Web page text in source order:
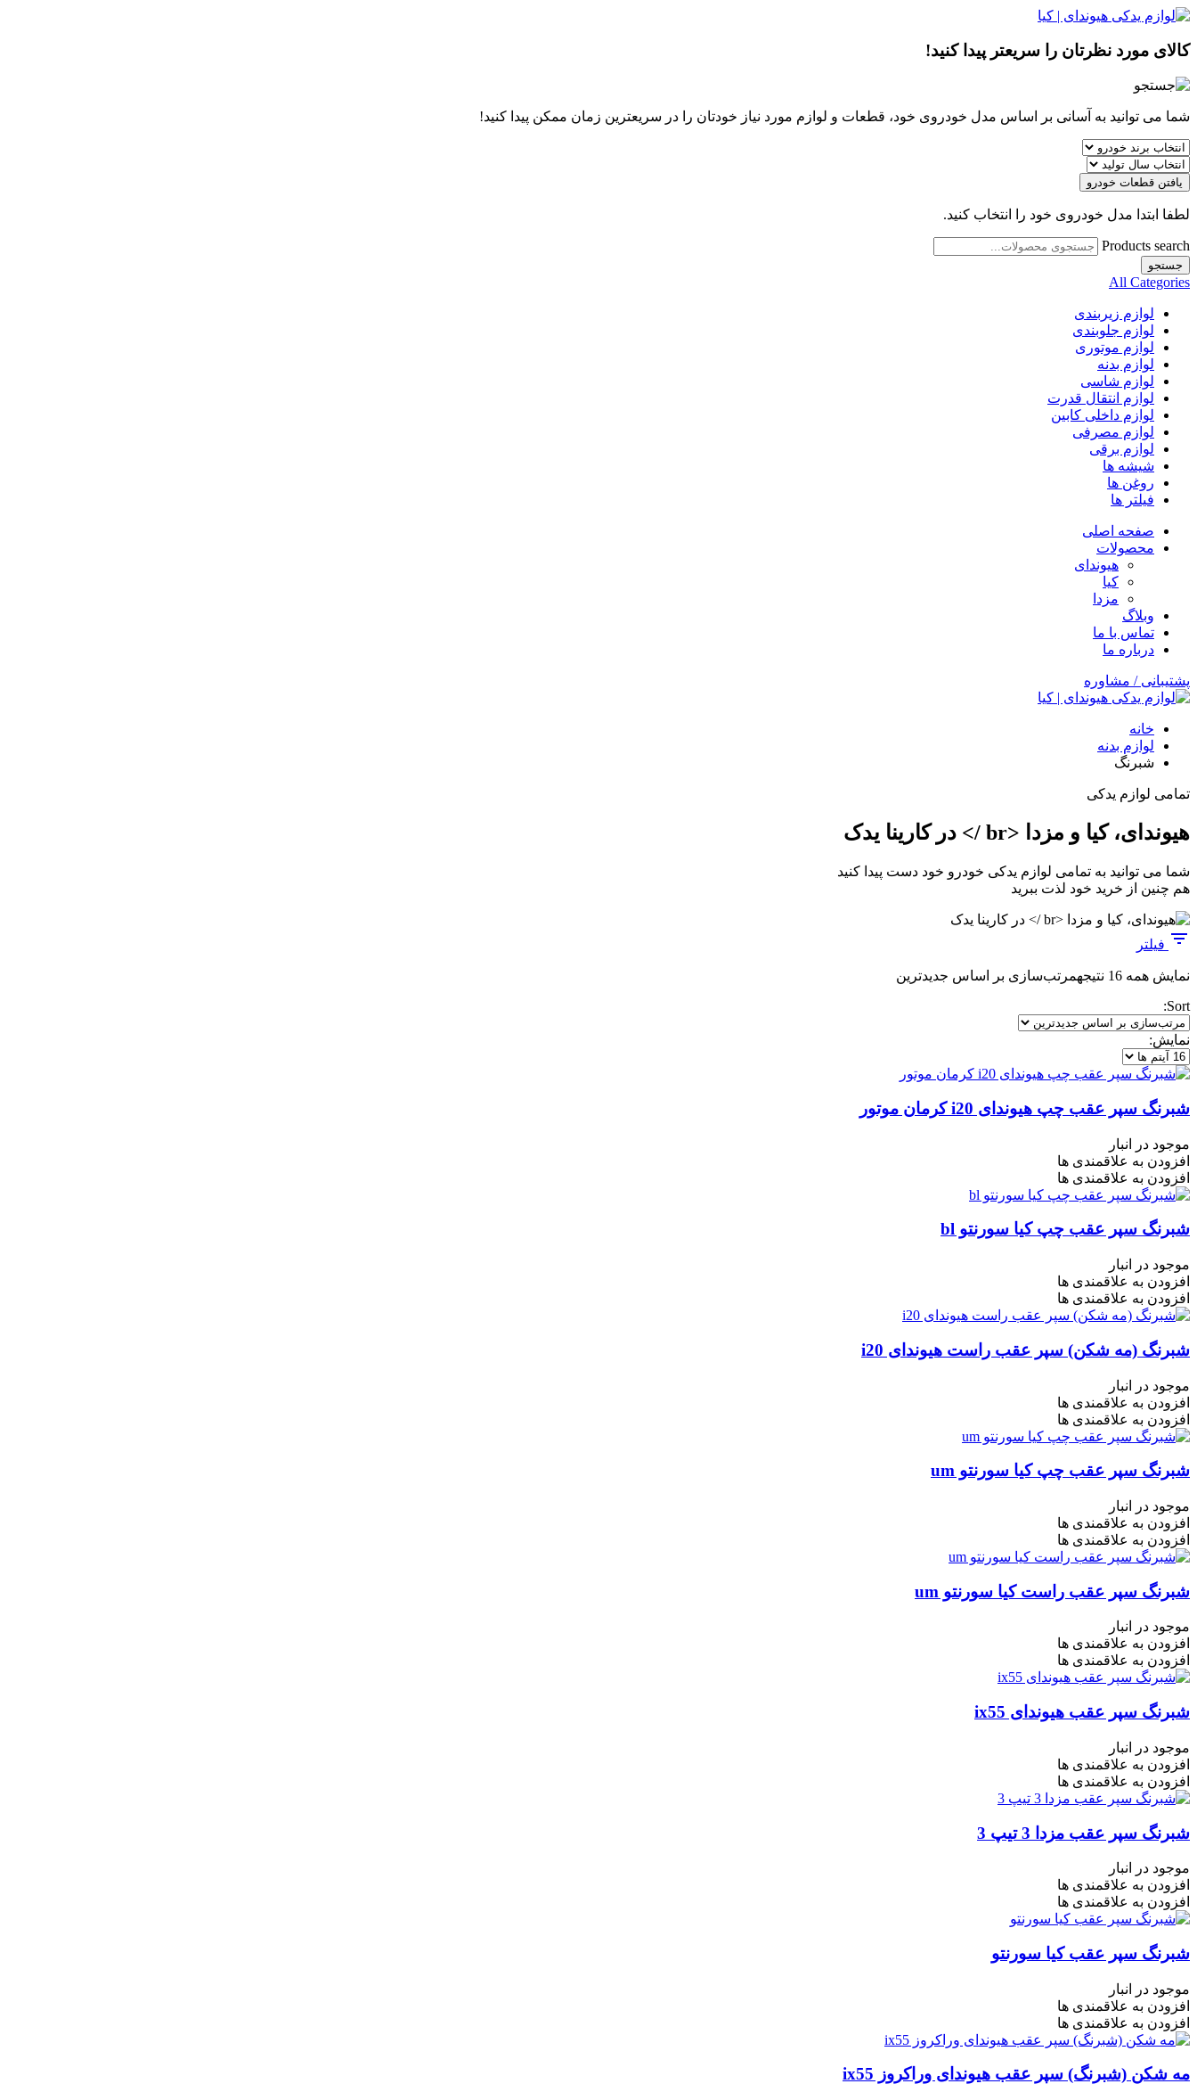
کالای مورد نظرتان را سریعتر پیدا کنید!
شما می توانید به آسانی بر اساس مدل خودروی خود، قطعات و لوازم مورد نیاز خودتان را در سریعترین زمان ممکن پیدا کنید!
یافتن قطعات خودرو
لطفا ابتدا مدل خودروی خود را انتخاب کنید.
Products search
جستجو
All Categories
لوازم زیربندی
لوازم جلوبندی
لوازم موتوری
لوازم بدنه
لوازم شاسی
لوازم انتقال قدرت
لوازم داخلی کابین
لوازم مصرفی
لوازم برقی
شیشه ها
روغن ها
فیلتر ها
صفحه اصلی
محصولات
هیوندای
کیا
مزدا
وبلاگ
تماس با ما
درباره ما
پشتیبانی / مشاوره
خانه
لوازم بدنه
شبرنگ
تمامی لوازم یدکی
هیوندای، کیا و مزدا <br /> در کارینا یدک
شما می توانید به تمامی لوازم یدکی خودرو خود دست پیدا کنید
هم چنین از خرید خود لذت ببرید
فیلتر
نمایش همه 16 نتیجه
مرتب‌سازی بر اساس جدیدترین
Sort:
نمایش:
شبرنگ سپر عقب چپ هیوندای i20 کرمان موتور
موجود در انبار
افزودن به علاقمندی ها
افزودن به علاقمندی ها
شبرنگ سپر عقب چپ کیا سورنتو bl
موجود در انبار
افزودن به علاقمندی ها
افزودن به علاقمندی ها
شبرنگ (مه شکن) سپر عقب راست هیوندای i20
موجود در انبار
افزودن به علاقمندی ها
افزودن به علاقمندی ها
شبرنگ سپر عقب چپ کیا سورنتو um
موجود در انبار
افزودن به علاقمندی ها
افزودن به علاقمندی ها
شبرنگ سپر عقب راست کیا سورنتو um
موجود در انبار
افزودن به علاقمندی ها
افزودن به علاقمندی ها
شبرنگ سپر عقب هیوندای ix55
موجود در انبار
افزودن به علاقمندی ها
افزودن به علاقمندی ها
شبرنگ سپر عقب مزدا 3 تیپ 3
موجود در انبار
افزودن به علاقمندی ها
افزودن به علاقمندی ها
شبرنگ سپر عقب کیا سورنتو
موجود در انبار
افزودن به علاقمندی ها
افزودن به علاقمندی ها
مه شکن (شبرنگ) سپر عقب هیوندای وراکروز ix55